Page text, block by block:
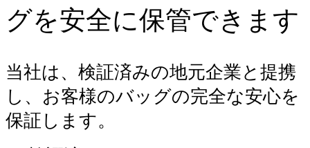
グを安全に保管できます
当社は、検証済みの地元企業と提携
し、お客様のバッグの完全な安心を
保証します。